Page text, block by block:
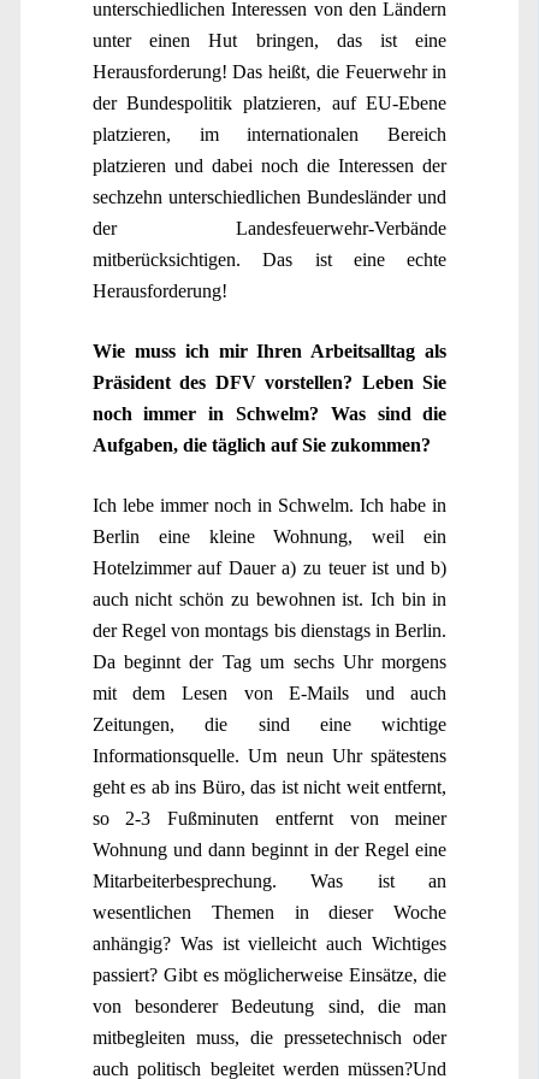
unterschiedlichen Interessen von den Ländern
unter einen Hut bringen, das ist eine
Herausforderung! Das heißt, die Feuerwehr in
der Bundespolitik platzieren, auf EU-Ebene
platzieren, im internationalen Bereich
platzieren und dabei noch die Interessen der
sechzehn unterschiedlichen Bundesländer und
der Landesfeuerwehr-Verbände
mitberücksichtigen. Das ist eine echte
Herausforderung!
Wie muss ich mir Ihren Arbeitsalltag als
Präsident des DFV vorstellen? Leben Sie
noch immer in Schwelm? Was sind die
Aufgaben, die täglich auf Sie zukommen?
Ich lebe immer noch in Schwelm. Ich habe in
Berlin eine kleine Wohnung, weil ein
Hotelzimmer auf Dauer a) zu teuer ist und b)
auch nicht schön zu bewohnen ist. Ich bin in
der Regel von montags bis dienstags in Berlin.
Da beginnt der Tag um sechs Uhr morgens
mit dem Lesen von E-Mails und auch
Zeitungen, die sind eine wichtige
Informationsquelle. Um neun Uhr spätestens
geht es ab ins Büro, das ist nicht weit entfernt,
so 2-3 Fußminuten entfernt von meiner
Wohnung und dann beginnt in der Regel eine
Mitarbeiterbesprechung. Was ist an
wesentlichen Themen in dieser Woche
anhängig? Was ist vielleicht auch Wichtiges
passiert? Gibt es möglicherweise Einsätze, die
von besonderer Bedeutung sind, die man
mitbegleiten muss, die pressetechnisch oder
auch politisch begleitet werden müssen?Und